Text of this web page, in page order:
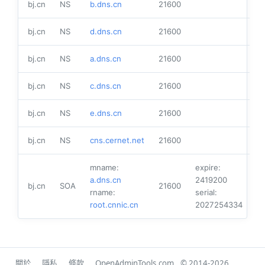
bj.cn NS b.dns.cn 21600
bj.cn NS d.dns.cn 21600
bj.cn NS a.dns.cn 21600
bj.cn NS c.dns.cn 21600
bj.cn NS e.dns.cn 21600
bj.cn NS cns.cernet.net 21600
bj.cn SOA
mname:
a.dns.cn
rname:
root.cnnic.cn
21600
expire:
2419200
serial:
2027254334